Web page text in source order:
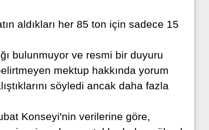
aldıkları her 85 ton için sadece 15
bulunmuyor ve resmi bir duyuru
mektup hakkında yorum
söyledi ancak daha fazla
Konseyi'nin verilerine göre,